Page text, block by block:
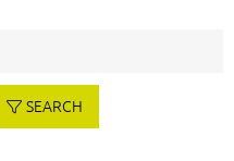
SEARCH